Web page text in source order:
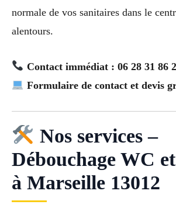
normale de vos sanitaires dans le
alentours.
Contact immédiat : 06 28 31 86
Formulaire de contact et devis
Nos services –
Débouchage WC
à Marseille 13012